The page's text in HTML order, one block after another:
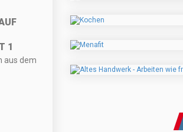
1
aus dem